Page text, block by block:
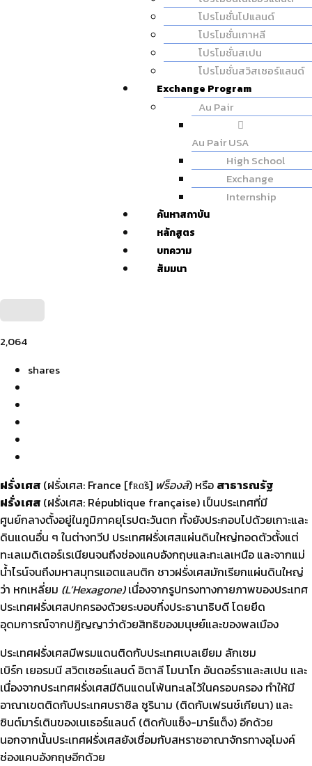
โปรโมชั่นโปแลนด์
โปรโมชั่นเกาหลี
โปรโมชั่นสเปน
โปรโมชั่นสวิสเซอร์แลนด์
Exchange Program
Au Pair
Au Pair USA
High School
Exchange
Internship
ค้นหาสถาบัน
หลักสูตร
บทความ
สัมมนา
2,064
shares
ฝรั่งเศส (ฝรั่งเศส: France [fʀɑ̃s] ฟร็องส์) หรือ สาธารณรัฐ
ฝรั่งเศส (ฝรั่งเศส: République française) เป็นประเทศที่มี
ศูนย์กลางตั้งอยู่ในภูมิภาคยุโรปตะวันตก ทั้งยังประกอบไปด้วยเกาะและ
ดินแดนอื่น ๆ ในต่างทวีป ประเทศฝรั่งเศสแผ่นดินใหญ่ทอดตัวตั้งแต่
ทะเลเมดิเตอร์เรเนียนจนถึงช่องแคบอังกฤษและทะเลเหนือ และจากแม่
น้ำไรน์จนถึงมหาสมุทรแอตแลนติก ชาวฝรั่งเศสมักเรียกแผ่นดินใหญ่
ว่า หกเหลี่ยม (L’Hexagone)เนื่องจากรูปทรงทางกายภาพของประเทศ
ประเทศฝรั่งเศสปกครองด้วยระบอบกึ่งประธานาธิบดี โดยยึด
อุดมการณ์จากปฏิญญาว่าด้วยสิทธิของมนุษย์และของพลเมือง
ประเทศฝรั่งเศสมีพรมแดนติดกับประเทศเบลเยียม ลักเซม
เบิร์ก เยอรมนี สวิตเซอร์แลนด์ อิตาลี โมนาโก อันดอร์ราและสเปน และ
เนื่องจากประเทศฝรั่งเศสมีดินแดนโพ้นทะเลไว้ในครอบครอง ทำให้มี
อาณาเขตติดกับประเทศบราซิล ซูรินาม (ติดกับเฟรนช์เกียนา) และ
ซินต์มาร์เตินของเนเธอร์แลนด์ (ติดกับแซ็ง-มาร์แต็ง) อีกด้วย
นอกจากนั้นประเทศฝรั่งเศสยังเชื่อมกับสหราชอาณาจักรทางอุโมงค์
ช่องแคบอังกฤษอีกด้วย